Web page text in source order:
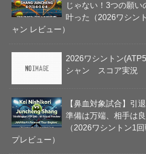
じゃない！3つの願い
叶った（2026ワシン
ャン レビュー）
2026ワシントン
シャン スコア実況
【鼻血対象試合】引
準備は万端、相手は
（2026ワシントン
プレビュー）